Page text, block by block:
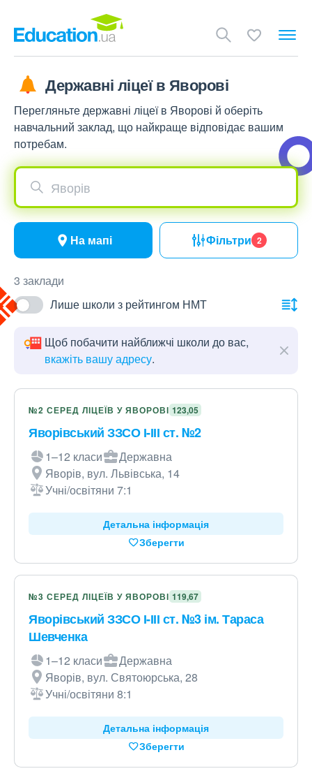
Державні ліцеї в Яворові
Перегляньте державні ліцеї в Яворові й оберіть
навчальний заклад, що найкраще відповідає вашим
потребам.
Яворів
На мапі Фільтри 2
3 заклади
Лише школи з рейтингом НМТ
Щоб побачити найближчі школи до вас,
вкажіть вашу адресу.
№2 СЕРЕД ЛІЦЕЇВ У ЯВОРОВІ 123,05
Яворівський ЗЗСО І-ІІІ ст. №2
1–12 класи
Державна
Яворів, вул. Львівська, 14
Учні/освітяни 7:1
Детальна інформація
Зберегти
№3 СЕРЕД ЛІЦЕЇВ У ЯВОРОВІ 119,67
Яворівський ЗЗСО І-ІІІ ст. №3 ім. Тараса
Шевченка
1–12 класи
Державна
Яворів, вул. Святоюрська, 28
Учні/освітяни 8:1
Детальна інформація
Зберегти